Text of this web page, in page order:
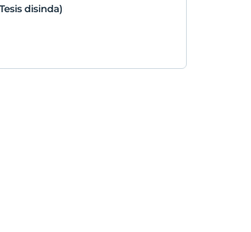
disinda)